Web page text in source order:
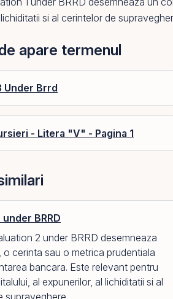
si al cerintelor de
apare termenul
Under Brrd
- Litera "V" - Pagina 1
BRRD
2 under BRRD desemneaza
cerinta sau o metrica prudentiala
bancara. Este relevant pentru
al expunerilor, al lichiditatii si al
supraveghere.